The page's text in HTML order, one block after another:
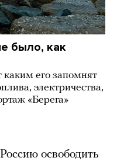
было, как
его запомнят
электричества,
«Берега»
освободить